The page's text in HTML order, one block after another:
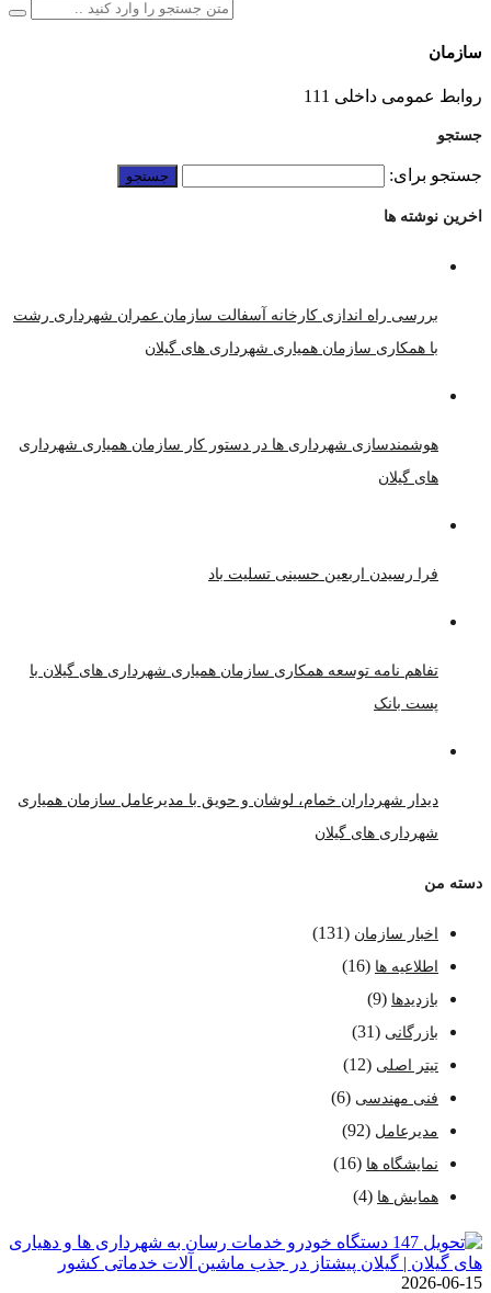
سازمان
روابط عمومی داخلی 111
جستجو
جستجو برای:
اخرین نوشته ها
بررسی راه اندازی کارخانه آسفالت سازمان عمران شهرداری رشت
با همکاری سازمان همیاری شهرداری های گیلان
هوشمندسازی شهرداری ها در دستور کار سازمان همیاری شهرداری
های گیلان
فرا رسیدن اربعین حسینی تسلیت باد
تفاهم نامه توسعه همکاری سازمان همیاری شهرداری های گیلان با
پست بانک
دیدار شهرداران خمام، لوشان و حویق با مدیرعامل سازمان همیاری
شهرداری های گیلان
دسته من
اخبار سازمان (131)
اطلاعیه ها (16)
بازدیدها (9)
بازرگانی (31)
تیتر اصلی (12)
فنی مهندسی (6)
مدیرعامل (92)
نمایشگاه ها (16)
همایش ها (4)
2026-06-15